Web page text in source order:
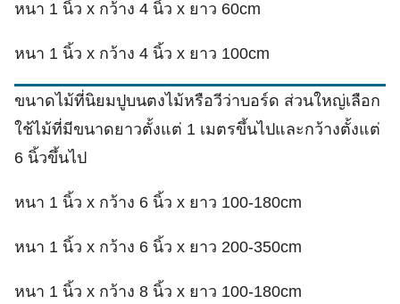
หนา 1 นิ้ว x กว้าง 4 นิ้ว x ยาว 60cm
หนา 1 นิ้ว x กว้าง 4 นิ้ว x ยาว 100cm
ขนาดไม้ที่นิยมปูบนตงไม้หรือวีว่าบอร์ด ส่วนใหญ่เลือก
ใช้ไม้ที่มีขนาดยาวตั้งแต่ 1 เมตรขึ้นไปและกว้างตั้งแต่
6 นิ้วขึ้นไป
หนา 1 นิ้ว x กว้าง 6 นิ้ว x ยาว 100-180cm
หนา 1 นิ้ว x กว้าง 6 นิ้ว x ยาว 200-350cm
หนา 1 นิ้ว x กว้าง 8 นิ้ว x ยาว 100-180cm